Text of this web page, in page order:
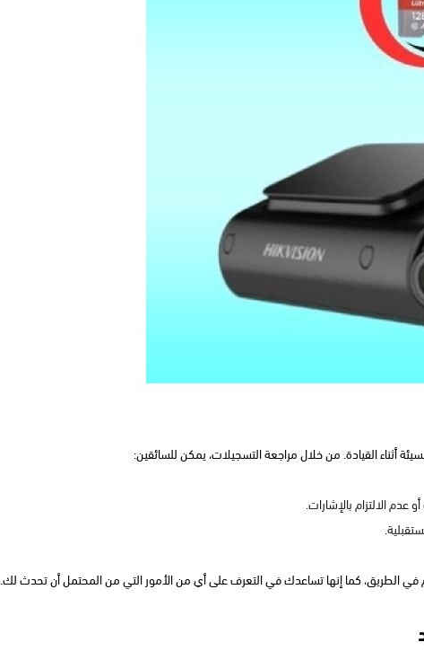
أثناء القيادة. من خلال مراجعة التسجيلات، يمكن للسائقين:
عدم الالتزام بالإشارات.
الطريق، كما إنها تساعدك في التعرف على أي من الأمور التي من المحتمل أن تحدث لك.